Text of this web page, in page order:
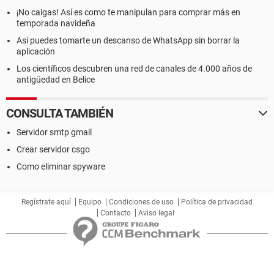
¡No caigas! Así es como te manipulan para comprar más en
temporada navideña
Así puedes tomarte un descanso de WhatsApp sin borrar la
aplicación
Los científicos descubren una red de canales de 4.000 años de
antigüedad en Belice
CONSULTA TAMBIÉN
Servidor smtp gmail
Crear servidor csgo
Como eliminar spyware
Regístrate aquí Equipo Condiciones de uso
Política de privacidad
Contacto
Aviso legal